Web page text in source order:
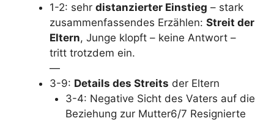
1-2: sehr distanzierter Einstieg – stark
zusammenfassendes Erzählen: Streit der
Eltern, Junge klopft – keine Antwort –
tritt trotzdem ein.
—
3-9: Details des Streits der Eltern
3-4: Negative Sicht des Vaters auf die
Beziehung zur Mutter6/7 Resignierte